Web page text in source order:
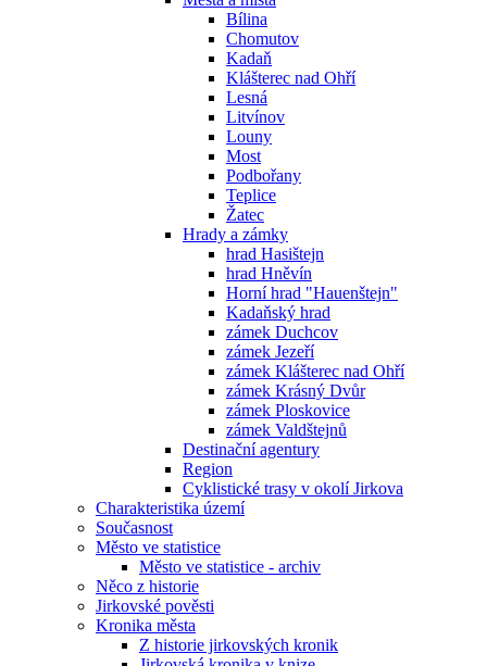
Bílina
Chomutov
Kadaň
Klášterec nad Ohří
Lesná
Litvínov
Louny
Most
Podbořany
Teplice
Žatec
Hrady a zámky
hrad Hasištejn
hrad Hněvín
Horní hrad "Hauenštejn"
Kadaňský hrad
zámek Duchcov
zámek Jezeří
zámek Klášterec nad Ohří
zámek Krásný Dvůr
zámek Ploskovice
zámek Valdštejnů
Destinační agentury
Region
Cyklistické trasy v okolí Jirkova
Charakteristika území
Současnost
Město ve statistice
Město ve statistice - archiv
Něco z historie
Jirkovské pověsti
Kronika města
Z historie jirkovských kronik